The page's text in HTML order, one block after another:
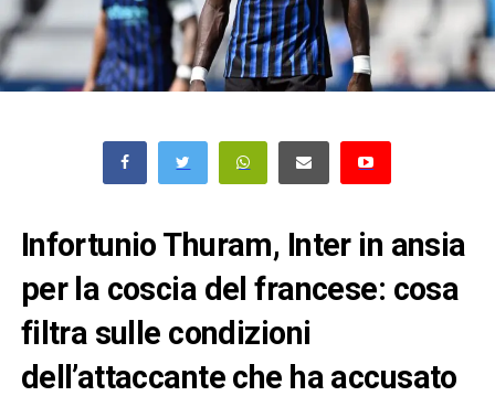
Infortunio Thuram, Inter in ansia
per la coscia del francese: cosa
filtra sulle condizioni
dell’attaccante che ha accusato